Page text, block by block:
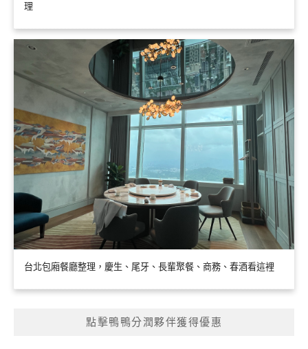
理
台北包廂餐廳整理，慶生、尾牙、長輩聚餐、商務、春酒看這裡
點擊鴨鴨分潤夥伴獲得優惠